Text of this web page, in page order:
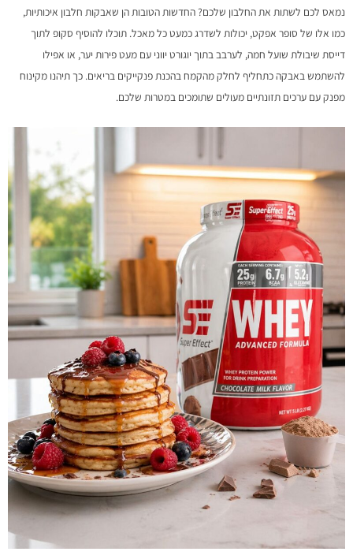
נמאס לכם לשתות את החלבון שלכם? החדשות הטובות הן שאבקות חלבון איכותיות,
כמו אלו של סופר אפקט, יכולות לשדרג כמעט כל מאכל. תוכלו להוסיף סקופ לתוך
דייסת שיבולת שועל חמה, לערבב בתוך יוגורט יווני עם מעט פירות יער, או אפילו
להשתמש באבקה כתחליף לחלק מהקמח בהכנת פנקייקים בריאים. כך תיהנו מקינוח
מפנק עם ערכים תזונתיים מעולים שתומכים במטרות שלכם.